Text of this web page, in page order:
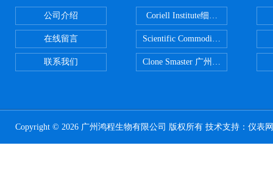
公司介绍
在线留言
联系我们
Scientific CommoditiesPE管 广州
Clone Smaster 广州鸿程代理
Copyright © 2026 广州鸿程生物有限公司 版权所有 技术支持： 仪表网